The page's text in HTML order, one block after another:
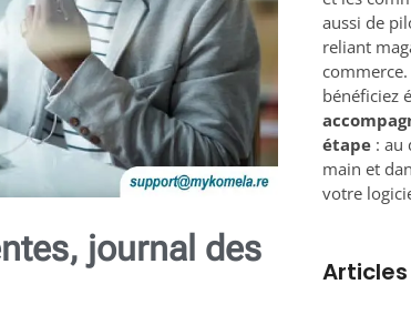
journal des
aussi de
reliant
bénéficiez
étape: au
main et
votre